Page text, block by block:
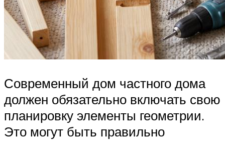
Современный дом частного дома
должен обязательно включать свою
планировку элементы геометрии.
Это могут быть правильно